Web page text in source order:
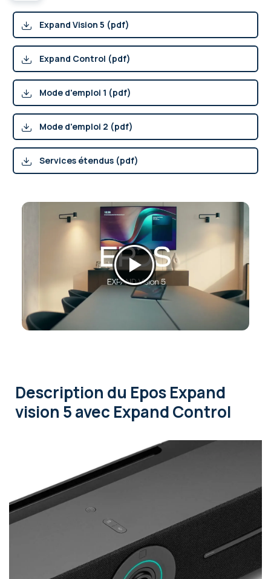
Expand Vision 5 (pdf)
Expand Control (pdf)
Mode d'emploi 1 (pdf)
Mode d'emploi 2 (pdf)
Services étendus (pdf)
Description du Epos Expand
vision 5 avec Expand Control